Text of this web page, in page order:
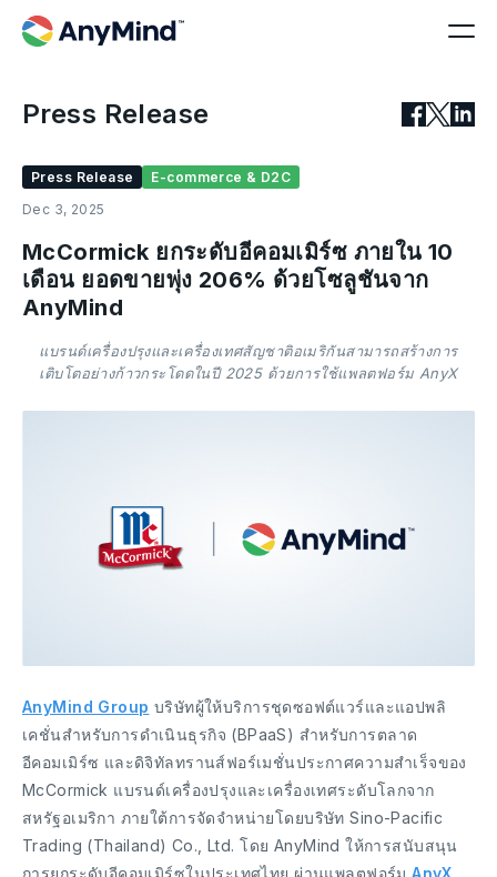
Press Release
Press Release
E-commerce & D2C
Dec 3, 2025
McCormick ยกระดับอีคอมเมิร์ซ ภายใน 10
เดือน ยอดขายพุ่ง 206% ด้วยโซลูชันจาก
AnyMind
แบรนด์เครื่องปรุงและเครื่องเทศสัญชาติอเมริกันสามารถสร้างการ
เติบโตอย่างก้าวกระโดดในปี 2025 ด้วยการใช้แพลตฟอร์ม AnyX
AnyMind Group บริษัทผู้ให้บริการชุดซอฟต์แวร์และแอปพลิ
เคชั่นสำหรับการดำเนินธุรกิจ (BPaaS) สำหรับการตลาด
อีคอมเมิร์ซ และดิจิทัลทรานส์ฟอร์เมชั่นประกาศความสำเร็จของ
McCormick แบรนด์เครื่องปรุงและเครื่องเทศระดับโลกจาก
สหรัฐอเมริกา ภายใต้การจัดจำหน่ายโดยบริษัท Sino-Pacific
Trading (Thailand) Co., Ltd. โดย AnyMind ให้การสนับสนุน
การยกระดับอีคอมเมิร์ซในประเทศไทย ผ่านแพลตฟอร์มAnyX